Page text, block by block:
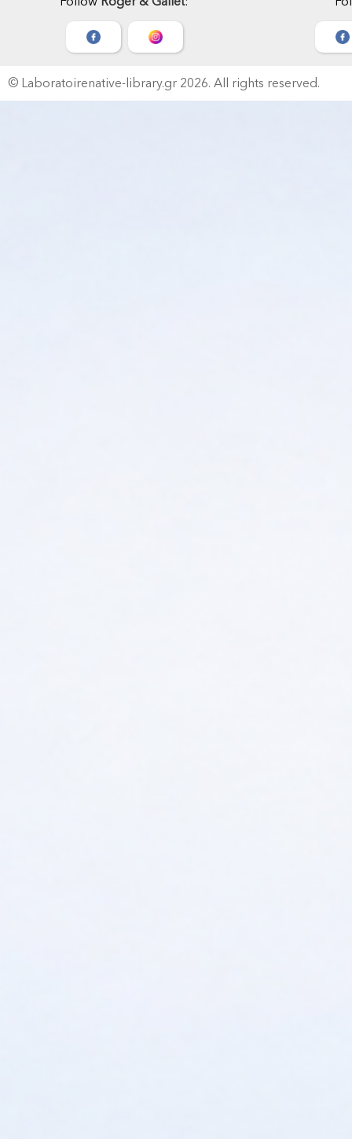
© Laboratoirenative-library.gr 2026. All rights reserved.